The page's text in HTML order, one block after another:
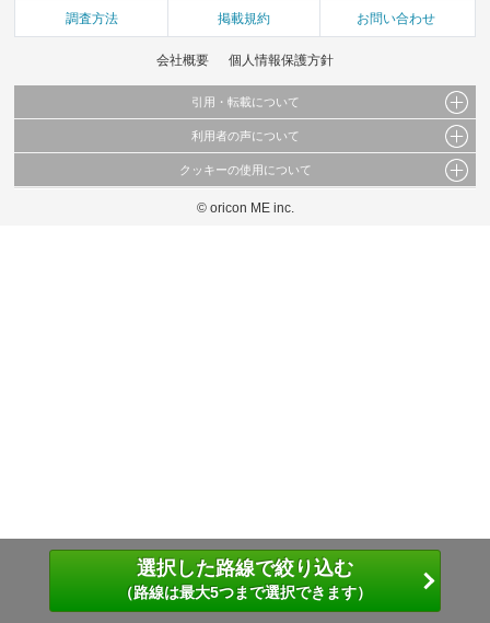
選択した路線で絞り込む
（路線は最大5つまで選択できます）
調査方法 掲載規約 お問い合わせ
会社概要 個人情報保護方針
引用・転載について
当サイトで公開されている情報（文字、写真、イラスト、画像データ等）及びこれらの配
これらの情報を権利者の許可なく無断転載・複製などの二次利用を行うことは固く禁じて
利用者の声について
当サイトに掲載している内容はすべてサービスの利用者が提出された見解・感想です。
弊社の見解・ 意見ではないことをご理解いただいた上でご覧ください。
クッキーの使用について
このサイトでは Cookie を使用して、ユーザーに合わせたコンテンツや広告の表示、ソー
© oricon ME inc.